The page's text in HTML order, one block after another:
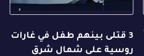
3 قتلى بينهم طفل في غارات
روسية على شمال شرق